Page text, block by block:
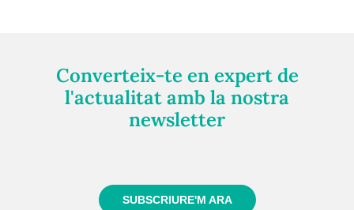
Converteix-te en expert de
l'actualitat amb la nostra
newsletter
SUBSCRIURE'M ARA